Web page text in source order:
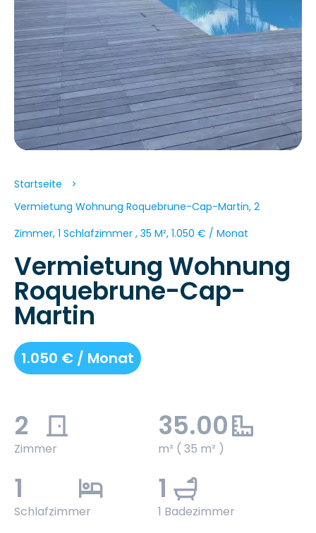
Startseite
Vermietung Wohnung Roquebrune-Cap-Martin, 2
Zimmer, 1 Schlafzimmer , 35 M², 1.050 € / Monat
Vermietung Wohnung
Roquebrune-Cap-
Martin
1.050 € / Monat
2
Zimmer
35.00
m² ( 35 m² )
1
Schlafzimmer
1
1 Badezimmer